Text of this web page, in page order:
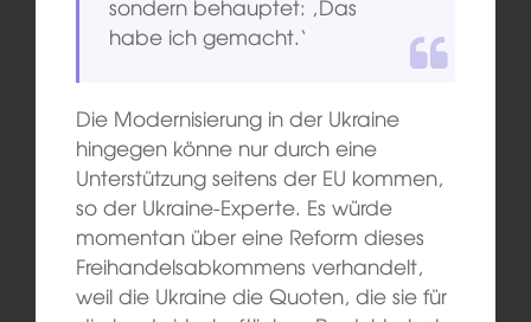
sondern behauptet: ‚Das
habe ich gemacht.‘
Die Modernisierung in der Ukraine
hingegen könne nur durch eine
Unterstützung seitens der EU kommen,
so der Ukraine-Experte. Es würde
momentan über eine Reform dieses
Freihandelsabkommens verhandelt,
weil die Ukraine die Quoten, die sie für